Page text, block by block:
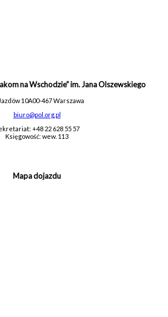
na Wschodzie” im. Jana Olszewskiego
10A00-467 Warszawa
biuro@pol.org.pl
+48 22 628 55 57
Księgowość: wew. 113
Mapa dojazdu